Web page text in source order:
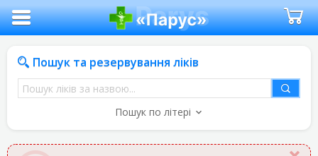
Пошук та резервування ліків
Пошук
ліків
назвою
Пошук по літері